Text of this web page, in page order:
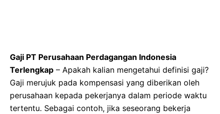
Gaji PT Perusahaan Perdagangan Indonesia
Terlengkap – Apakah kalian mengetahui definisi gaji?
Gaji merujuk pada kompensasi yang diberikan oleh
perusahaan kepada pekerjanya dalam periode waktu
tertentu. Sebagai contoh, jika seseorang bekerja